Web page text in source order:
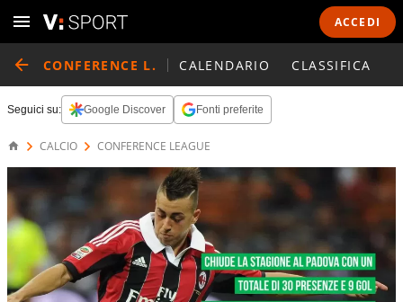
ACCEDI
CONFERENCE L. CALENDARIO CLASSIFICA
Seguici su: Google Discover Fonti preferite
CALCIO CONFERENCE LEAGUE